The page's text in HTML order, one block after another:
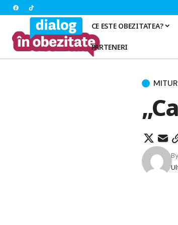
CE ESTE OBEZITATEA?
PARTENERI